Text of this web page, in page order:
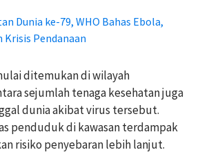
Dunia ke-79, WHO Bahas Ebola,
Krisis Pendanaan
ditemukan di wilayah
sejumlah tenaga kesehatan juga
dunia akibat virus tersebut.
penduduk di kawasan terdampak
risiko penyebaran lebih lanjut.